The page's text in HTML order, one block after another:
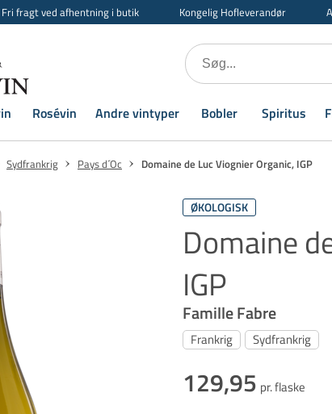
Fri fragt ved afhentning i butik Kongelig Hofleverandør
Rosévin Andre vintyper Bobler Spiritus
Sydfrankrig Pays d´Oc Domaine de Luc Viognier Organic, IGP
ØKOLOGISK
Domaine
IGP
Famille Fabre
Frankrig Sydfrankrig
129,95 pr. flaske